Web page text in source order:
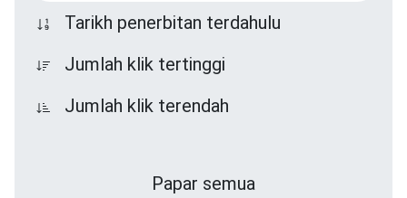
Tarikh penerbitan terdahulu
Jumlah klik tertinggi
Jumlah klik terendah
Papar semua